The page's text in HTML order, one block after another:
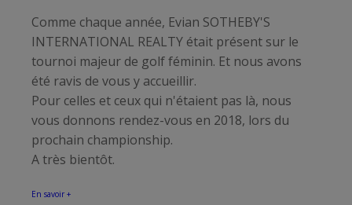
Comme chaque année, Evian SOTHEBY'S
INTERNATIONAL REALTY était présent sur le
tournoi majeur de golf féminin. Et nous avons
été ravis de vous y accueillir.
Pour celles et ceux qui n'étaient pas là, nous
vous donnons rendez-vous en 2018, lors du
prochain championship.
A très bientôt.
En savoir +